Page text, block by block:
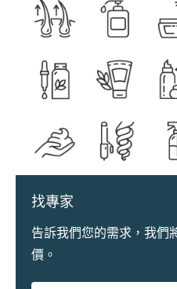
找專家
告訴我們您的需求，我們
價。